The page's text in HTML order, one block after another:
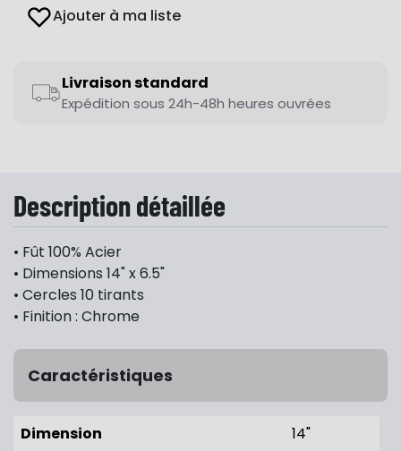
Ajouter à ma liste
Livraison standard
Expédition sous 24h-48h heures ouvrées
Description détaillée
• Fût 100% Acier
• Dimensions 14" x 6.5"
• Cercles 10 tirants
• Finition : Chrome
Caractéristiques
Dimension 14"